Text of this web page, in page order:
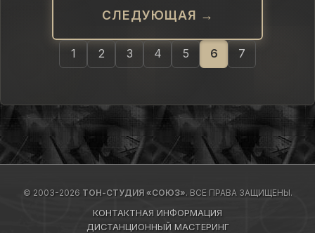
1 2 3 4 5 6 7
СЛЕДУЮЩАЯ →
© 2003-2026 ТОН-СТУДИЯ «СОЮЗ». ВСЕ ПРАВА ЗАЩИЩЕНЫ.
КОНТАКТНАЯ ИНФОРМАЦИЯ
ДИСТАНЦИОННЫЙ МАСТЕРИНГ